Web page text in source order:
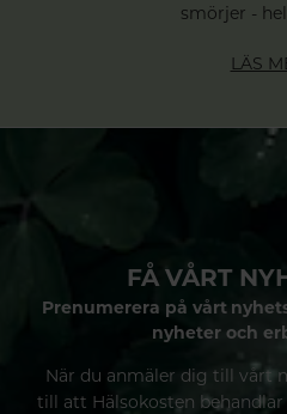
smörjer -
LÄS
FÅ VÅRT
Prenumerera på vårt
nyheter och
När du anmäler dig till vårt
till att Hälsokosten